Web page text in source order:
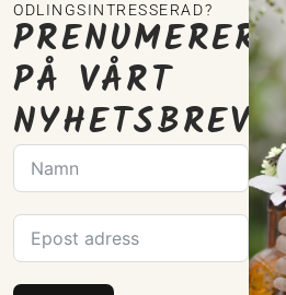
ODLINGSINTRESSERAD?
PRENUMERERA
PÅ VÅRT
NYHETSBREV